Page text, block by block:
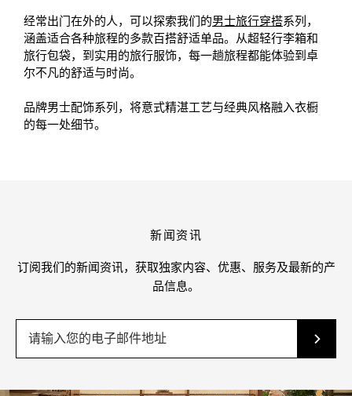
经常出门在外的人，可以探索我们的男士旅行穿搭系列，
涵盖适合各种旅程的多款百搭舒适单品。从超轻行李箱和
旅行包袋，到实用的旅行服饰，每一趟旅程都能体验到卓
尔不凡的舒适与时尚。
品牌男士配饰系列，将意式精湛工艺与经典风格融入衣橱
的每一处细节。
新闻资讯
订阅我们的新闻资讯，获取独家内容、优惠、服务及最新的产
品信息。